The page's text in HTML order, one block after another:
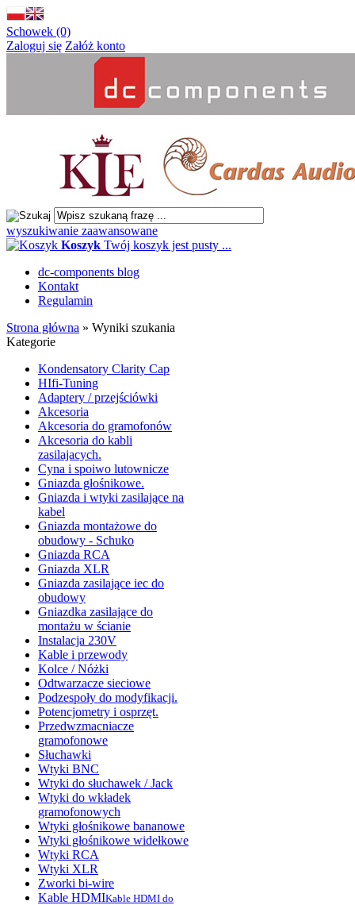
Schowek (0)
Zaloguj się Załóż konto
wyszukiwanie zaawansowane
Koszyk Twój koszyk jest pusty ...
dc-components blog
Kontakt
Regulamin
Strona główna » Wyniki szukania
Kategorie
Kondensatory Clarity Cap
HIfi-Tuning
Adaptery / przejściówki
Akcesoria
Akcesoria do gramofonów
Akcesoria do kabli
zasilajacych.
Cyna i spoiwo lutownicze
Gniazda głośnikowe.
Gniazda i wtyki zasilające na
kabel
Gniazda montażowe do
obudowy - Schuko
Gniazda RCA
Gniazda XLR
Gniazda zasilające iec do
obudowy
Gniazdka zasilające do
montażu w ścianie
Instalacja 230V
Kable i przewody
Kolce / Nóżki
Odtwarzacze sieciowe
Podzespoły do modyfikacji.
Potencjometry i osprzęt.
Przedwzmacniacze
gramofonowe
Słuchawki
Wtyki BNC
Wtyki do słuchawek / Jack
Wtyki do wkładek
gramofonowych
Wtyki głośnikowe bananowe
Wtyki głośnikowe widełkowe
Wtyki RCA
Wtyki XLR
Zworki bi-wire
Kable HDMIKable HDMI do